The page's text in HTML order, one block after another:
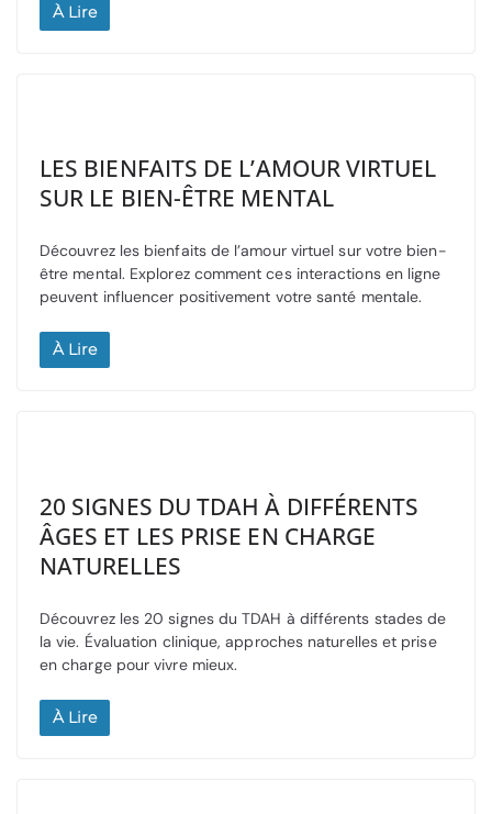
À Lire
LES BIENFAITS DE L’AMOUR VIRTUEL
SUR LE BIEN-ÊTRE MENTAL
Découvrez les bienfaits de l’amour virtuel sur votre bien-
être mental. Explorez comment ces interactions en ligne
peuvent influencer positivement votre santé mentale.
À Lire
20 SIGNES DU TDAH À DIFFÉRENTS
ÂGES ET LES PRISE EN CHARGE
NATURELLES
Découvrez les 20 signes du TDAH à différents stades de
la vie. Évaluation clinique, approches naturelles et prise
en charge pour vivre mieux.
À Lire